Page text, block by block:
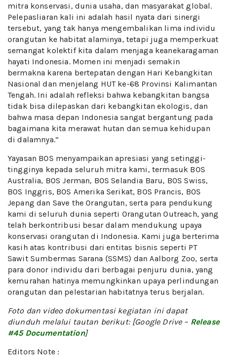
mitra konservasi, dunia usaha, dan masyarakat global.
Pelepasliaran kali ini adalah hasil nyata dari sinergi
tersebut, yang tak hanya mengembalikan lima individu
orangutan ke habitat alaminya, tetapi juga memperkuat
semangat kolektif kita dalam menjaga keanekaragaman
hayati Indonesia. Momen ini menjadi semakin
bermakna karena bertepatan dengan Hari Kebangkitan
Nasional dan menjelang HUT ke-68 Provinsi Kalimantan
Tengah. Ini adalah refleksi bahwa kebangkitan bangsa
tidak bisa dilepaskan dari kebangkitan ekologis, dan
bahwa masa depan Indonesia sangat bergantung pada
bagaimana kita merawat hutan dan semua kehidupan
di dalamnya.”
Yayasan BOS menyampaikan apresiasi yang setinggi-
tingginya kepada seluruh mitra kami, termasuk BOS
Australia, BOS Jerman, BOS Selandia Baru, BOS Swiss,
BOS Inggris, BOS Amerika Serikat, BOS Prancis, BOS
Jepang dan Save the Orangutan, serta para pendukung
kami di seluruh dunia seperti Orangutan Outreach, yang
telah berkontribusi besar dalam mendukung upaya
konservasi orangutan di Indonesia. Kami juga berterima
kasih atas kontribusi dari entitas bisnis seperti PT
Sawit Sumbermas Sarana (SSMS) dan Aalborg Zoo, serta
para donor individu dari berbagai penjuru dunia, yang
kemurahan hatinya memungkinkan upaya perlindungan
orangutan dan pelestarian habitatnya terus berjalan.
Foto dan video dokumentasi kegiatan ini dapat
diunduh melalui tautan berikut: [Google Drive – Release
#45 Documentation]
Editors Note :